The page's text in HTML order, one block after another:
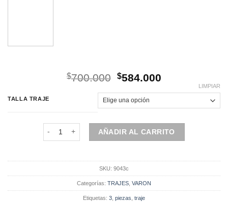
$700.000 El
original
era:
$584.000
es:
TALLA TRAJE
LIMPIAR
Traje tradicional | 3 Piezas | Gris claro cantidad
AÑADIR AL CARRITO
SKU: 9043c
Categorías: TRAJES VARON
Etiquetas: 3 piezas traje